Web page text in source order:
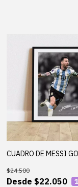
CUADRO DE MESSI
$22.050
$24.500